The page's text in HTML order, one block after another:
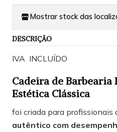
Mostrar stock das
DESCRIÇÃO
IVA INCLUÍDO
Cadeira de Barbearia
Estética Clássica
foi criada para profissionais
autêntico com